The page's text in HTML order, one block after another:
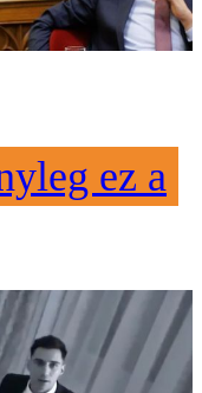
ez a